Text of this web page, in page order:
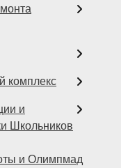
комплекс
и
Школьников
и Олимпмад